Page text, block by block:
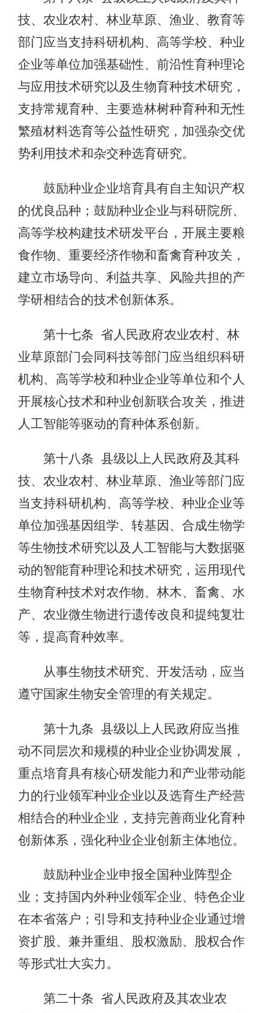
技、农业农村、林业草原、渔业、教育等
部门应当支持科研机构、高等学校、种业
企业等单位加强基础性、前沿性育种理论
与应用技术研究以及生物育种技术研究，
支持常规育种、主要造林树种育种和无性
繁殖材料选育等公益性研究，加强杂交优
势利用技术和杂交种选育研究。
鼓励种业企业培育具有自主知识产权
的优良品种；鼓励种业企业与科研院所、
高等学校构建技术研发平台，开展主要粮
食作物、重要经济作物和畜禽育种攻关，
建立市场导向、利益共享、风险共担的产
学研相结合的技术创新体系。
第十七条 省人民政府农业农村、林
业草原部门会同科技等部门应当组织科研
机构、高等学校和种业企业等单位和个人
开展核心技术和种业创新联合攻关，推进
人工智能等驱动的育种体系创新。
第十八条 县级以上人民政府及其科
技、农业农村、林业草原、渔业等部门应
当支持科研机构、高等学校、种业企业等
单位加强‌基因组学、转基因、合成生物学
等生物技术研究以及人工智能与大数据驱
动的智能育种理论和技术研究，运用现代
生物育种技术对农作物、林木、畜禽、水
产、农业微生物进行遗传改良和提纯复壮
等，提高育种效率。
从事生物技术研究、开发活动，应当
遵守国家生物安全管理的有关规定。
第十九条 县级以上人民政府应当推
动不同层次和规模的种业企业协调发展，
重点培育具有核心研发能力和产业带动能
力的行业领军种业企业以及选育生产经营
相结合的种业企业，支持完善商业化育种
创新体系，强化种业企业创新主体地位。
鼓励种业企业申报全国种业阵型企
业；支持国内外种业领军企业、特色企业
在本省落户；引导和支持种业企业通过增
资扩股、兼并重组、股权激励、股权合作
等形式壮大实力。
第二十条 省人民政府及其农业农